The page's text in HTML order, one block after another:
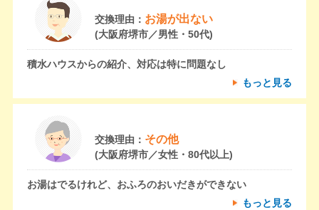
交換理由： お湯が出ない
(大阪府堺市／男性・50代)
積水ハウスからの紹介、対応は特に問題なし
もっと見る
交換理由： その他
(大阪府堺市／女性・80代以上)
お湯はでるけれど、おふろのおいだきができない
もっと見る